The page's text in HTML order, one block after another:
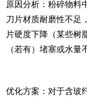
原因分析：粉碎物料
刀片材质耐磨性不足
片硬度下降（某些树
（若有）堵塞或水量
优化方案：对于含玻